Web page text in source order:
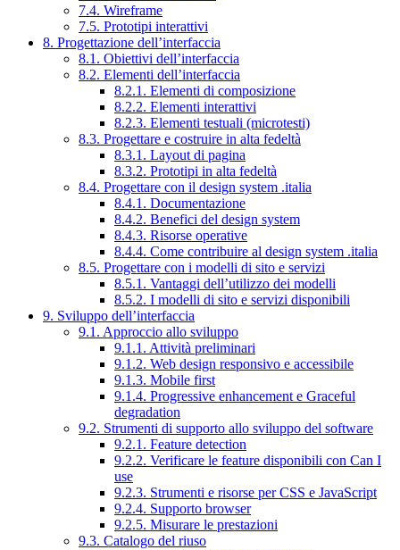
7.4. Wireframe
7.5. Prototipi interattivi
8. Progettazione dell’interfaccia
8.1. Obiettivi dell’interfaccia
8.2. Elementi dell’interfaccia
8.2.1. Elementi di composizione
8.2.2. Elementi interattivi
8.2.3. Elementi testuali (microtesti)
8.3. Progettare e costruire in alta fedeltà
8.3.1. Layout di pagina
8.3.2. Prototipi in alta fedeltà
8.4. Progettare con il design system .italia
8.4.1. Documentazione
8.4.2. Benefici del design system
8.4.3. Risorse operative
8.4.4. Come contribuire al design system .italia
8.5. Progettare con i modelli di sito e servizi
8.5.1. Vantaggi dell’utilizzo dei modelli
8.5.2. I modelli di sito e servizi disponibili
9. Sviluppo dell’interfaccia
9.1. Approccio allo sviluppo
9.1.1. Attività preliminari
9.1.2. Web design responsivo e accessibile
9.1.3. Mobile first
9.1.4. Progressive enhancement e Graceful
degradation
9.2. Strumenti di supporto allo sviluppo del software
9.2.1. Feature detection
9.2.2. Verificare le feature disponibili con Can I
use
9.2.3. Strumenti e risorse per CSS e JavaScript
9.2.4. Supporto browser
9.2.5. Misurare le prestazioni
9.3. Catalogo del riuso